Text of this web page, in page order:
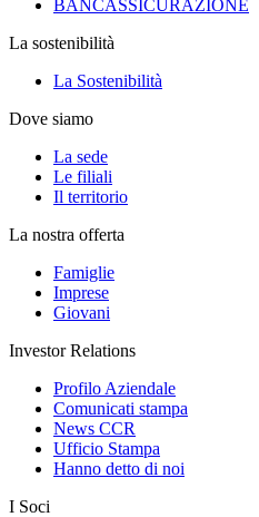
BANCASSICURAZIONE
La sostenibilità
La Sostenibilità
Dove siamo
La sede
Le filiali
Il territorio
La nostra offerta
Famiglie
Imprese
Giovani
Investor Relations
Profilo Aziendale
Comunicati stampa
News CCR
Ufficio Stampa
Hanno detto di noi
I Soci